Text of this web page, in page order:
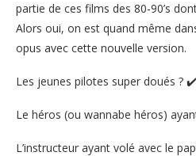
partie de ces films des 80-90’s
Alors oui, on est quand même
opus avec cette nouvelle version.
Les jeunes pilotes super doués ? ✔️
Le héros (ou wannabe héros)
L’instructeur ayant volé avec le